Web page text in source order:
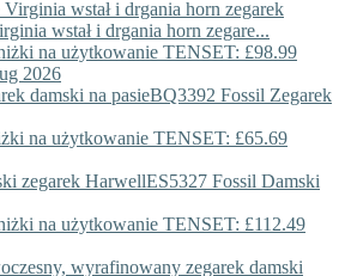
wstał i drgania horn zegare...
na użytkowanie TENSET: £98.99
2026
BQ3392 Fossil Zegarek
na użytkowanie TENSET: £65.69
ES5327 Fossil Damski
na użytkowanie TENSET: £112.49